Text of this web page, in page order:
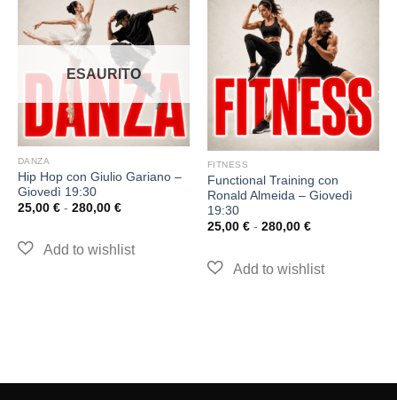
ESAURITO
DANZA
Hip Hop con Giulio Gariano –
Giovedì 19:30
25,00 € - 280,00 €
FITNESS
Functional Training con
Ronald Almeida – Giovedì
19:30
25,00 € - 280,00 €